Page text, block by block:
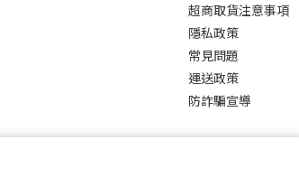
超商取貨注意事項
隱私政策
常見問題
運送政策
防詐騙宣導